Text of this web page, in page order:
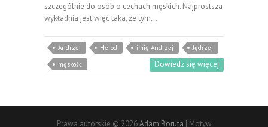
szczególnie do osób o cechach męskich. Najprostsza
wykładnia jest więc taka, że tym…
Andrzej Herod imię Andrzej
Jędrzej
męskość
Dowiedz się więcej
Prawa autorskie © 2026Adam Boruta | Motyw